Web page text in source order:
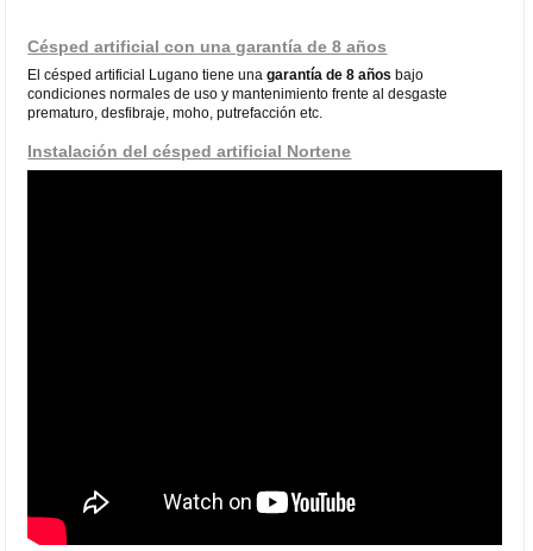
Césped artificial con una garantía de 8 años
El césped artificial Lugano tiene una garantía de 8 años bajo
condiciones normales de uso y mantenimiento frente al desgaste
prematuro, desfibraje, moho, putrefacción etc.
Instalación del césped artificial Nortene